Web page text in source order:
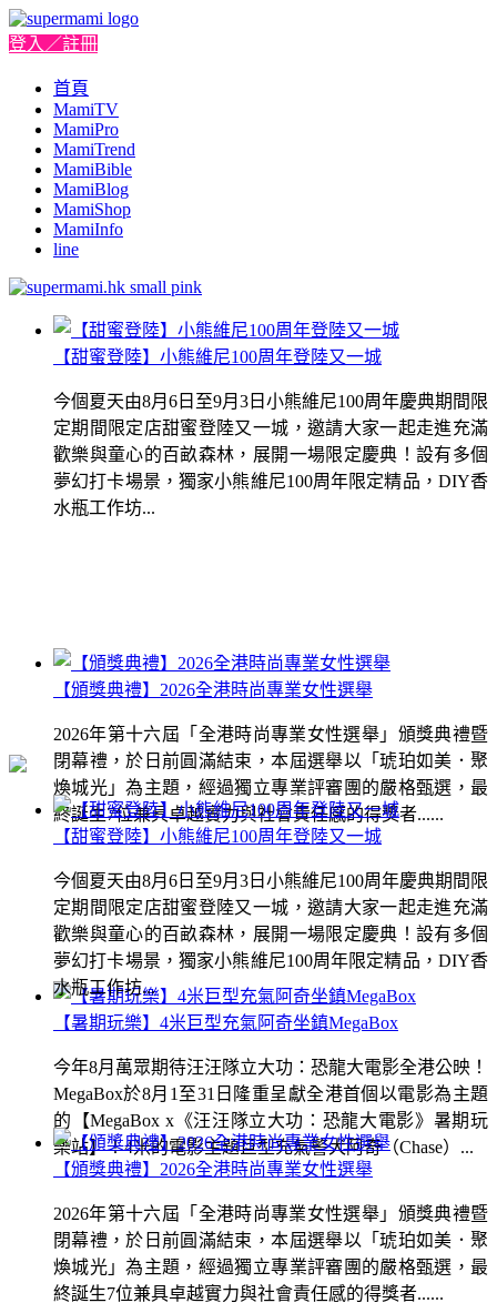
登入／註冊
首頁
MamiTV
MamiPro
MamiTrend
MamiBible
MamiBlog
MamiShop
MamiInfo
line
【甜蜜登陸】小熊維尼100周年登陸又一城
今個夏天由8月6日至9月3日小熊維尼100周年慶典期間限
定期間限定店甜蜜登陸又一城，邀請大家一起走進充滿
歡樂與童心的百畝森林，展開一場限定慶典！設有多個
夢幻打卡場景，獨家小熊維尼100周年限定精品，DIY香
水瓶工作坊...
【頒獎典禮】2026全港時尚專業女性選舉
2026年第十六屆「全港時尚專業女性選舉」頒獎典禮暨
閉幕禮，於日前圓滿結束，本屆選舉以「琥珀如美．聚
煥城光」為主題，經過獨立專業評審團的嚴格甄選，最
終誕生7位兼具卓越實力與社會責任感的得獎者......
【暑期玩樂】4米巨型充氣阿奇坐鎮MegaBox
今年8月萬眾期待汪汪隊立大功：恐龍大電影全港公映！
MegaBox於8月1至31日隆重呈獻全港首個以電影為主題
的【MegaBox x《汪汪隊立大功：恐龍大電影》暑期玩
樂站】！4米的電影主題巨型充氣警犬阿奇（Chase）...
【甜蜜登陸】小熊維尼100周年登陸又一城
今個夏天由8月6日至9月3日小熊維尼100周年慶典期間限
定期間限定店甜蜜登陸又一城，邀請大家一起走進充滿
歡樂與童心的百畝森林，展開一場限定慶典！設有多個
夢幻打卡場景，獨家小熊維尼100周年限定精品，DIY香
水瓶工作坊...
【頒獎典禮】2026全港時尚專業女性選舉
2026年第十六屆「全港時尚專業女性選舉」頒獎典禮暨
閉幕禮，於日前圓滿結束，本屆選舉以「琥珀如美．聚
煥城光」為主題，經過獨立專業評審團的嚴格甄選，最
終誕生7位兼具卓越實力與社會責任感的得獎者......